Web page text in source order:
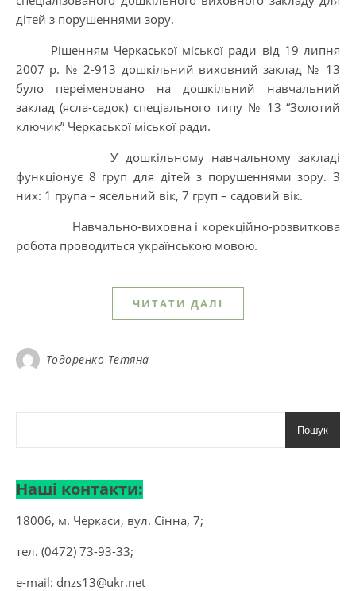
дітей з порушеннями зору.
Рішенням Черкаської міської ради від 19 липня
2007 р. № 2-913 дошкільний виховний заклад № 13
було переіменовано на дошкільний навчальний
заклад (ясла-садок) спеціального типу № 13 “Золотий
ключик” Черкаської міської ради.
У дошкільному навчальному закладі
функціонує 8 груп для дітей з порушеннями зору. З
них: 1 група – ясельний вік, 7 груп – садовий вік.
Навчально-виховна і корекційно-розвиткова
робота проводиться українською мовою.
ЧИТАТИ ДАЛІ
Тодоренко Тетяна
Пошук
Наші контакти:
18006, м. Черкаси, вул. Сінна, 7;
тел. (0472) 73-93-33;
e-mail: dnzs13@ukr.net